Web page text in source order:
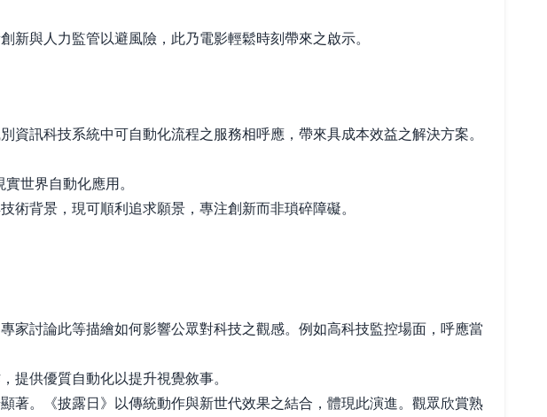
與人力監管以避風險，此乃電影輕鬆時刻帶來之啟示。
訊科技系統中可自動化流程之服務相呼應，帶來具成本效益之解決方案。
世界自動化應用。
背景，現可順利追求願景，專注創新而非瑣碎障礙。
討論此等描繪如何影響公眾對科技之觀感。例如高科技監控場面，呼應當
供優質自動化以提升視覺敘事。
著。《披露日》以傳統動作與新世代效果之結合，體現此演進。觀眾欣賞熟